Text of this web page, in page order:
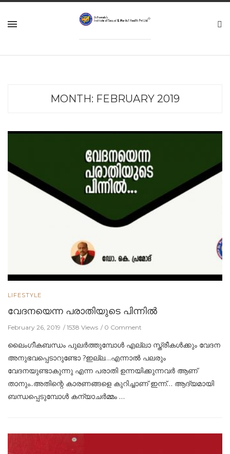
MONTH: FEBRUARY 2019
LIFESTYLE
വേദനയെന്ന പരാതിയുടെ പിന്നില്‍
February 26, 2019 1538 Views 0 Comment
ലൈംഗീകബന്ധം പുലർത്തുമ്പോൾ എല്ലാ സ്ത്രീകൾക്കും വേദന
അനുഭവപ്പെടാറുണ്ടോ ?ഇല്ല…എന്നാൽ പലരും
വേദനയുണ്ടാകുന്നു എന്ന പരാതി ഉന്നയിക്കുന്നവർ ആണ്
താനും..അതിന്റെ കാരണങ്ങളെ കുറിച്ചാണ് ഇന്ന്… ആദ്യമായി
ബന്ധപ്പെടുമ്പോൾ കന്യാചർമ്മം …